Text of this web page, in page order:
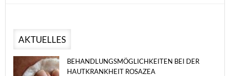
AKTUELLES
BEHANDLUNGSMÖGLICHKEITEN BEI DER
HAUTKRANKHEIT ROSAZEA